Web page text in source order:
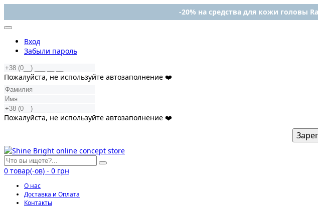
-20% на средства для кожи головы
Вход
Забыли пароль
Пожалуйста, не используйте автозаполнение ❤️
Пожалуйста, не используйте автозаполнение ❤️
0 товар(-ов) - 0 грн
О нас
Доставка и Оплата
Контакты